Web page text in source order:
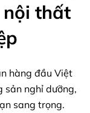
nội thất
hàng đầu Việt
sản nghỉ dưỡng,
sang trọng.